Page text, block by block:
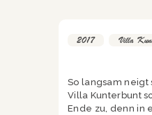
2017 Villa
So langsam
Villa Kunterbunt
Ende zu, denn in